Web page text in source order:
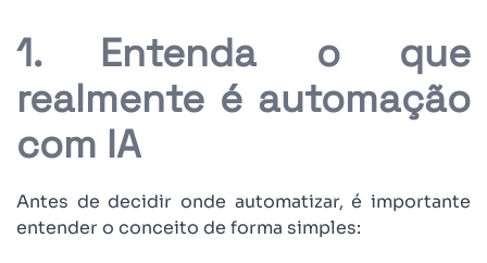
1. Entenda o que
realmente é automação
com IA
Antes de decidir onde automatizar, é importante
entender o conceito de forma simples: